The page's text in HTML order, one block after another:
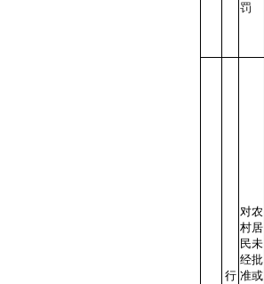
罚
行
对农
村居
民未
经批
准或